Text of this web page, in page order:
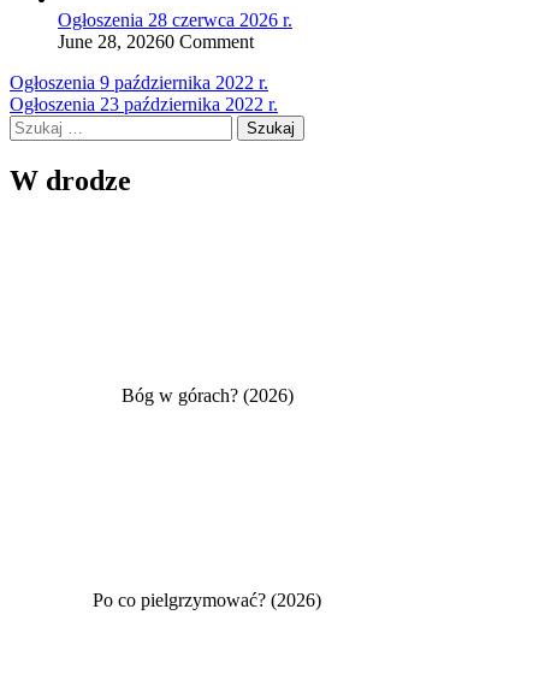
Ogłoszenia 28 czerwca 2026 r.
June 28, 20260 Comment
Nawigacja
wpisu
Ogłoszenia 9 października 2022 r.
Ogłoszenia 23 października 2022 r.
Szukaj:
W drodze
Bóg w górach? (2026)
Po co pielgrzymować? (2026)